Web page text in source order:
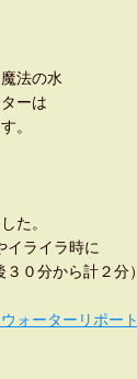
法の水
ーは
。
た。
イライラ時に
０分から計２分）
ォーターリポート